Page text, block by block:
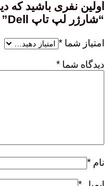
اولین نفری باشید که
“شارژر لپ تاپ Dell”
امتیاز شما *
دیدگاه شما *
نام *